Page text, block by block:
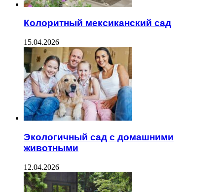
Колоритный мексиканский сад
15.04.2026
Экологичный сад с домашними
животными
12.04.2026